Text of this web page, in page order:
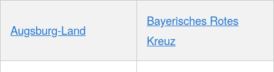
Augsburg-Land
Bayerisches Rotes
Kreuz